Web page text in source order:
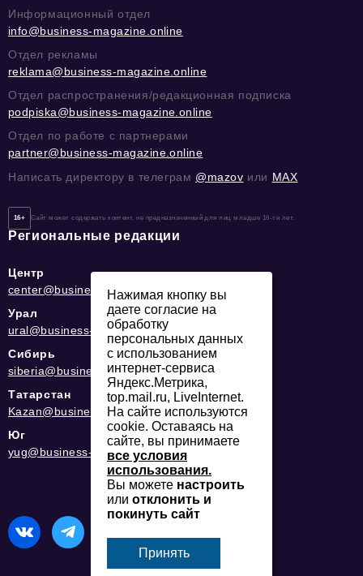
Информационный отдел
info@business-magazine.online
Отдел рекламы
reklama@business-magazine.online
Отдел распространения/редакционная подписка
podpiska@business-magazine.online
Отдел по работе с партнерами
partner@business-magazine.online
Написать директору в телеграм @mazov или MAX
16+ Сайт может содержать контент, не предназначенный для лиц младше 16-ти лет.
Региональные редакции
Центр
center@business-magazine.online
Урал
ural@business-magazine.online
Сибирь
siberia@business-magazine.online
Татарстан
Kazan@business-magazine.online
Юг
yug@business-magazine.online
Нажимая кнопку вы
даете согласие на
обработку
персональных данных
с использованием
интернет-сервиса
Яндекс.Метрика,
top.mail.ru, LiveInternet.
На сайте используются
cookie. Оставаясь на
сайте, вы принимаете
все условия
использования.
Вы можете настроить
или отклонить и
покинуть сайт
Принять